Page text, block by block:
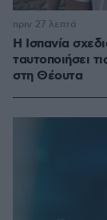
Η Ισπανία
ταυτοποιήσει
στη Θέουτα
πριν 27 λεπτά